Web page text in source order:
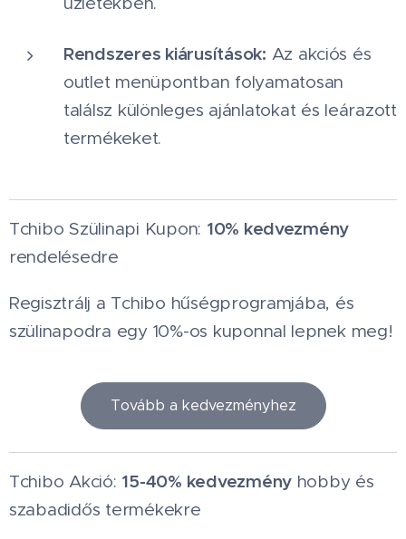
Rendszeres kiárusítások: Az akciós és
outlet menüpontban folyamatosan
találsz különleges ajánlatokat és leárazott
termékeket.
Tchibo Szülinapi Kupon: 10% kedvezmény
rendelésedre
Regisztrálj a Tchibo hűségprogramjába, és
szülinapodra egy 10%-os kuponnal lepnek meg!
Tovább a kedvezményhez
Tchibo Akció: 15-40% kedvezmény hobby és
szabadidős termékekre